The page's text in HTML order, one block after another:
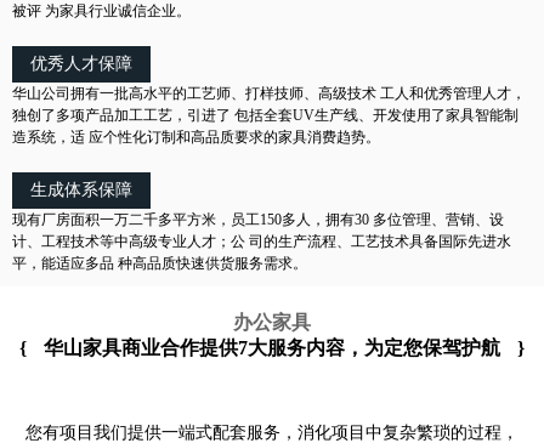
被评 为家具行业诚信企业。
优秀人才保障
华山公司拥有一批高水平的工艺师、打样技师、高级技术 工人和优秀管理人才，
独创了多项产品加工工艺，引进了 包括全套UV生产线、开发使用了家具智能制
造系统，适 应个性化订制和高品质要求的家具消费趋势。
生成体系保障
现有厂房面积一万二千多平方米，员工150多人，拥有30 多位管理、营销、设
计、工程技术等中高级专业人才；公 司的生产流程、工艺技术具备国际先进水
平，能适应多品 种高品质快速供货服务需求。
办公家具
{
华山家具商业合作提供7大服务内容，为定您保驾护航 }
您有项目我们提供一端式配套服务，消化项目中复杂繁琐的过程，